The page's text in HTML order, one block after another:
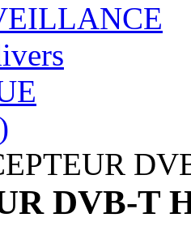
DVB-T